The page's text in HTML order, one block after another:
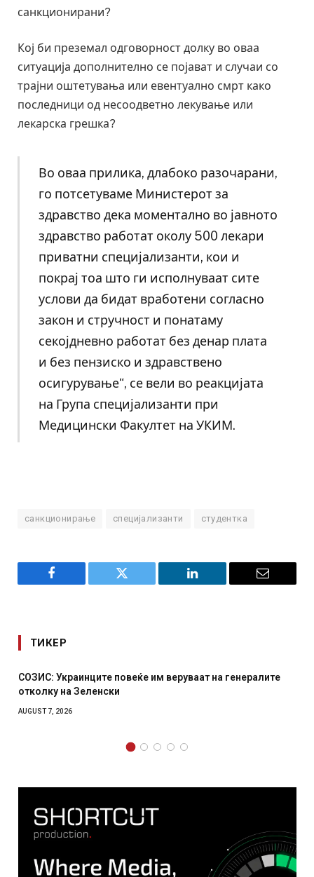
санкционирани?
Кој би преземал одговорност долку во оваа
ситуација дополнително се појават и случаи со
трајни оштетувања или евентуално смрт како
последници од несоодветно лекување или
лекарска грешка?
Во оваа прилика, длабоко разочарани,
го потсетуваме Министерот за
здравство дека моментално во јавното
здравство работат околу 500 лекари
приватни специјализанти, кои и
покрај тоа што ги исполнуваат сите
услови да бидат вработени согласно
закон и стручност и понатаму
секојдневно работат без денар плата
и без пензиско и здравствено
осигурување“, се вели во реакцијата
на Група специјализанти при
Медицински Факултет на УКИМ.
санкционирање специјализанти студентка
Facebook Twitter LinkedIn Email
ТИКЕР
Рачна бомба експлодира пред зграда во главниот
српски град – оштетени автомобили и локали
AUGUST 6, 2026